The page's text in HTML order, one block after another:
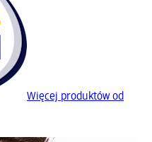
Więcej produktów od